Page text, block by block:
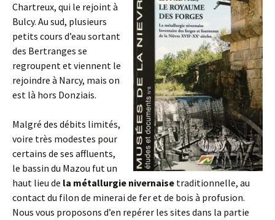
Chartreux, qui le rejoint à
Bulcy. Au sud, plusieurs
petits cours d’eau sortant
des Bertranges se
regroupent et viennent le
rejoindre à Narcy, mais on
est là hors Donziais.
Malgré des débits limités,
voire très modestes pour
certains de ses affluents,
le bassin du Mazou fut un
haut lieu de la métallurgie nivernaise traditionnelle, au
contact du filon de minerai de fer et de bois à profusion.
Nous vous proposons d’en repérer les sites dans la partie